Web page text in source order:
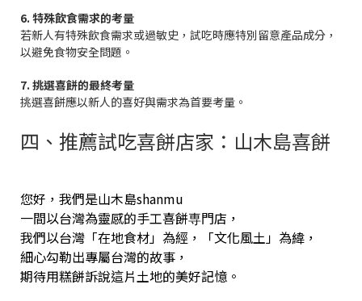
6. 特殊飲食需求的考量
若新人有特殊飲食需求或過敏史，試吃時應特別留意產品成分，
以避免食物安全問題。
7. 挑選喜餅的最終考量
挑選喜餅應以新人的喜好與需求為首要考量。
四、推薦試吃喜餅店家：山木島喜餅
您好，我們是山木島shanmu
一間以台灣為靈感的手工喜餅専門店，
我們以台灣「在地食材」為經，「文化風土」為緯，
細心勾勒出專屬台灣的故事，
期待用糕餅訴說這片土地的美好記憶。